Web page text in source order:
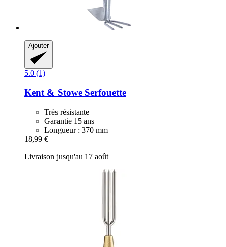
Ajouter
5.0 (1)
Kent & Stowe Serfouette
Très résistante
Garantie 15 ans
Longueur : 370 mm
18,99 €
Livraison jusqu'au 17 août